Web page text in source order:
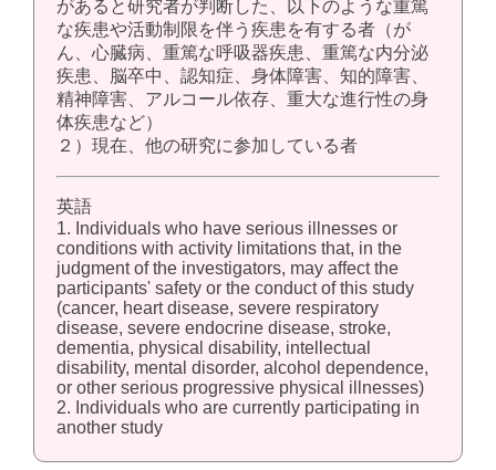
があると研究者が判断した、以下のような重篤
な疾患や活動制限を伴う疾患を有する者（が
ん、心臓病、重篤な呼吸器疾患、重篤な内分泌
疾患、脳卒中、認知症、身体障害、知的障害、
精神障害、アルコール依存、重大な進行性の身
体疾患など）
２）現在、他の研究に参加している者
英語
1. Individuals who have serious illnesses or
conditions with activity limitations that, in the
judgment of the investigators, may affect the
participants' safety or the conduct of this study
(cancer, heart disease, severe respiratory
disease, severe endocrine disease, stroke,
dementia, physical disability, intellectual
disability, mental disorder, alcohol dependence,
or other serious progressive physical illnesses)
2. Individuals who are currently participating in
another study